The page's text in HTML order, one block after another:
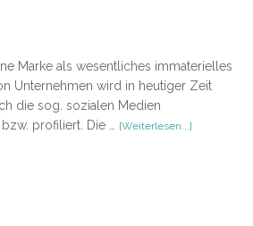
Marke als wesentliches immaterielles
Unternehmen wird in heutiger Zeit
die sog. sozialen Medien
profiliert. Die …
[Weiterlesen...]